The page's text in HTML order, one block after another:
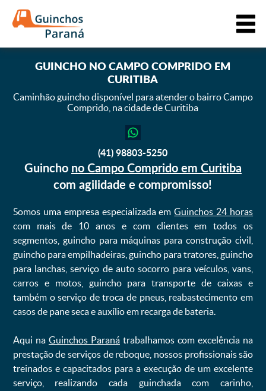
GUINCHONO CAMPO COMPRIDO EM
CURITIBA
Caminhão guincho disponível para atender o bairro Campo
Comprido, na cidade de Curitiba
(41) 98803-5250
Guincho no Campo Comprido em Curitiba
com agilidade e compromisso!
Somos uma empresa especializada emGuinchos 24 horas
com mais de 10 anos e com clientes em todos os
segmentos, guincho para máquinas para construção civil,
guincho para empilhadeiras, guincho para tratores, guincho
para lanchas, serviço de auto socorro para veículos, vans,
carros e motos, guincho para transporte de caixas e
também o serviço de troca de pneus, reabastecimento em
casos de pane seca e auxílio em recarga de bateria. ㅤㅤ
Aqui na Guinchos Paranátrabalhamos com excelência na
prestação de serviços de reboque, nossos profissionais são
treinados e capacitados para a execução de um excelente
serviço, realizando cada guinchada com carinho,